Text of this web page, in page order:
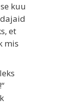
kuu
et
mis